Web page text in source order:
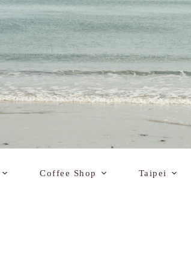
Coffee Shop Taipei